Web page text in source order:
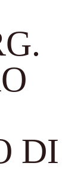
DI